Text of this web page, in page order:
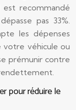
est recommandé
pas 33%.
les dépenses
votre véhicule ou
prémunir contre
pour réduire le